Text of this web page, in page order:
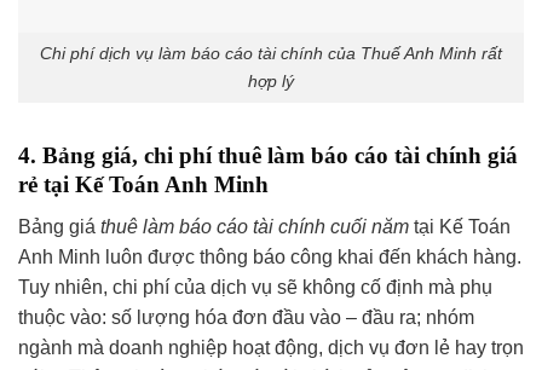
Chi phí dịch vụ làm báo cáo tài chính của Thuế Anh Minh rất
hợp lý
4. Bảng giá, chi phí thuê làm báo cáo tài chính giá
rẻ tại Kế Toán Anh Minh
Bảng giá thuê làm báo cáo tài chính cuối năm tại Kế Toán
Anh Minh luôn được thông báo công khai đến khách hàng.
Tuy nhiên, chi phí của dịch vụ sẽ không cố định mà phụ
thuộc vào: số lượng hóa đơn đầu vào – đầu ra; nhóm
ngành mà doanh nghiệp hoạt động, dịch vụ đơn lẻ hay trọn